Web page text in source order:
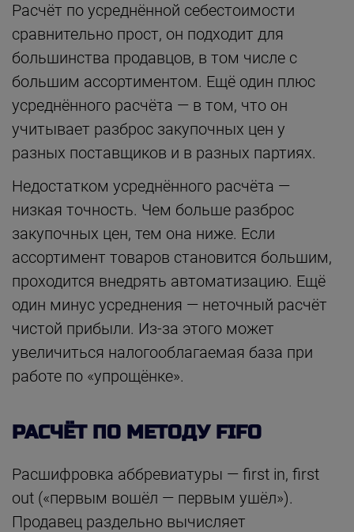
Расчёт по усреднённой себестоимости
сравнительно прост, он подходит для
большинства продавцов, в том числе с
большим ассортиментом. Ещё один плюс
усреднённого расчёта — в том, что он
учитывает разброс закупочных цен у
разных поставщиков и в разных партиях.
Недостатком усреднённого расчёта —
низкая точность. Чем больше разброс
закупочных цен, тем она ниже. Если
ассортимент товаров становится большим,
проходится внедрять автоматизацию. Ещё
один минус усреднения — неточный расчёт
чистой прибыли. Из-за этого может
увеличиться налогооблагаемая база при
работе по «упрощёнке».
РАСЧЁТ ПО МЕТОДУ FIFO
Расшифровка аббревиатуры — first in, first
out («первым вошёл — первым ушёл»).
Продавец раздельно вычисляет